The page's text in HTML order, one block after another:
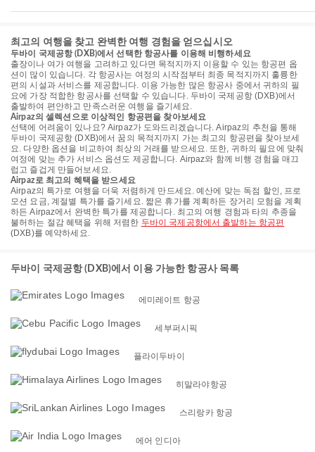
최고의 여행을 찾고 완벽한 여행 경험을 얻으십시오
두바이 국제공항 (DXB)에서 선택한 항공사를 이용해 비행하세요
출장이나 여가 여행을 고려하고 있다면 목적지까지 이용할 수 있는 항공편 옵
션이 많이 있습니다. 각 항공사는 여정의 시작점부터 최종 목적지까지 훌륭한
편의 시설과 서비스를 제공합니다. 이용 가능한 많은 항공사 중에서 귀하의 필
요에 가장 적합한 항공사를 선택할 수 있습니다. 두바이 국제공항 (DXB)에서
출발하여 편안하고 만족스러운 여행을 즐기세요.
Airpaz의 셀렉션으로 이상적인 항공편을 찾아보세요
선택에 어려움이 있나요? Airpaz가 도와드리겠습니다. Airpaz의 추천을 통해
두바이 국제공항 (DXB)에서 꿈의 목적지까지 가는 최고의 항공편을 찾아보세
요. 다양한 옵션을 비교하여 최상의 거래를 받으세요. 또한, 귀하의 필요에 맞춰
여정에 맞는 추가 서비스 옵션도 제공합니다. Airpaz와 함께 비행 경험을 매끄
럽고 즐겁게 만들어보세요.
Airpaz로 최고의 혜택을 받으세요
Airpaz의 특가로 여행을 더욱 저렴하게 만드세요. 예산에 맞는 독점 할인, 프로
모션 요금, 계절별 특가를 즐기세요. 짧은 휴가를 계획하든 장거리 모험을 계획
하든 Airpaz에서 완벽한 특가를 제공합니다. 최고의 여행 경험과 타의 추종을
불허하는 절감 혜택을 위해 저렴한 두바이 국제공항에서 출발하는 항공편
(DXB)를 예약하세요.
두바이 국제공항 (DXB)에서 이용 가능한 항공사 목록
에미레이트 항공
세부퍼시픽
플라이두바이
히말라야항공
스리랑카 항공
에어 인디아